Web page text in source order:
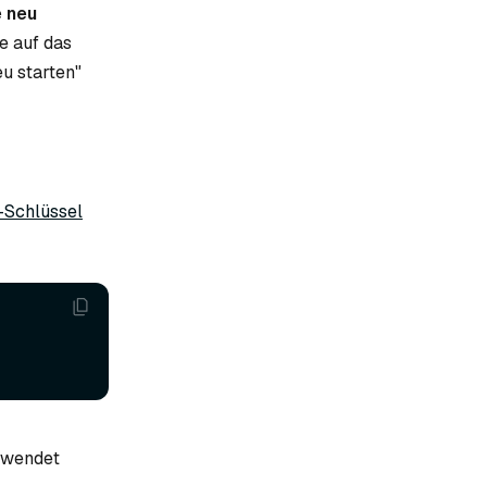
neu
auf das
starten"